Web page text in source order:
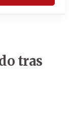
tras